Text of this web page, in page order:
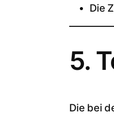
Die
5.
Die bei